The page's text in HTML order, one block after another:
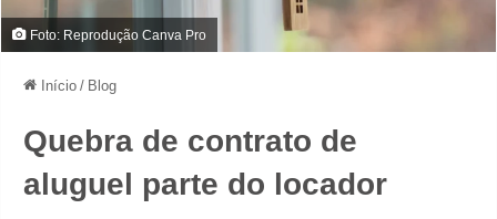
Foto: Reprodução Canva Pro
Início / Blog
Quebra de contrato de
aluguel parte do locador